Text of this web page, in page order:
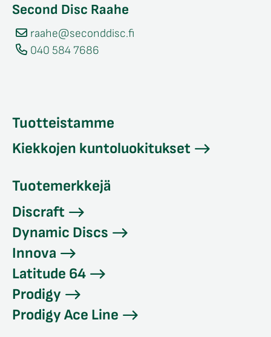
Second Disc Raahe
raahe@seconddisc.fi
040 584 7686
Tuotteistamme
Kiekkojen kuntoluokitukset
Tuotemerkkejä
Discraft
Dynamic Discs
Innova
Latitude 64
Prodigy
Prodigy Ace Line